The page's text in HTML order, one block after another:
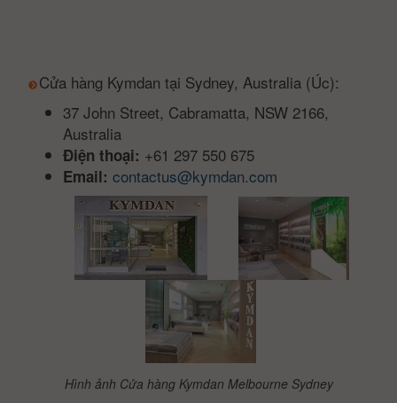
Cửa hàng Kymdan tại Sydney, Australia (Úc):
37 John Street, Cabramatta, NSW 2166,
Australia
Điện thoại: +61 297 550 675
Email: contactus@kymdan.com
Hình ảnh Cửa hàng Kymdan Melbourne Sydney